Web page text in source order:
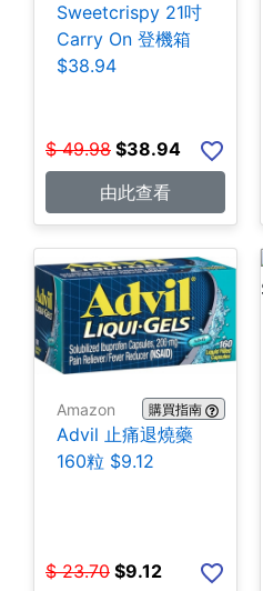
Sweetcrispy 21吋
Carry On 登機箱
$38.94
$ 49.98 $38.94
由此查看
Amazon 購買指南
Advil 止痛退燒藥
160粒 $9.12
$ 23.70 $9.12